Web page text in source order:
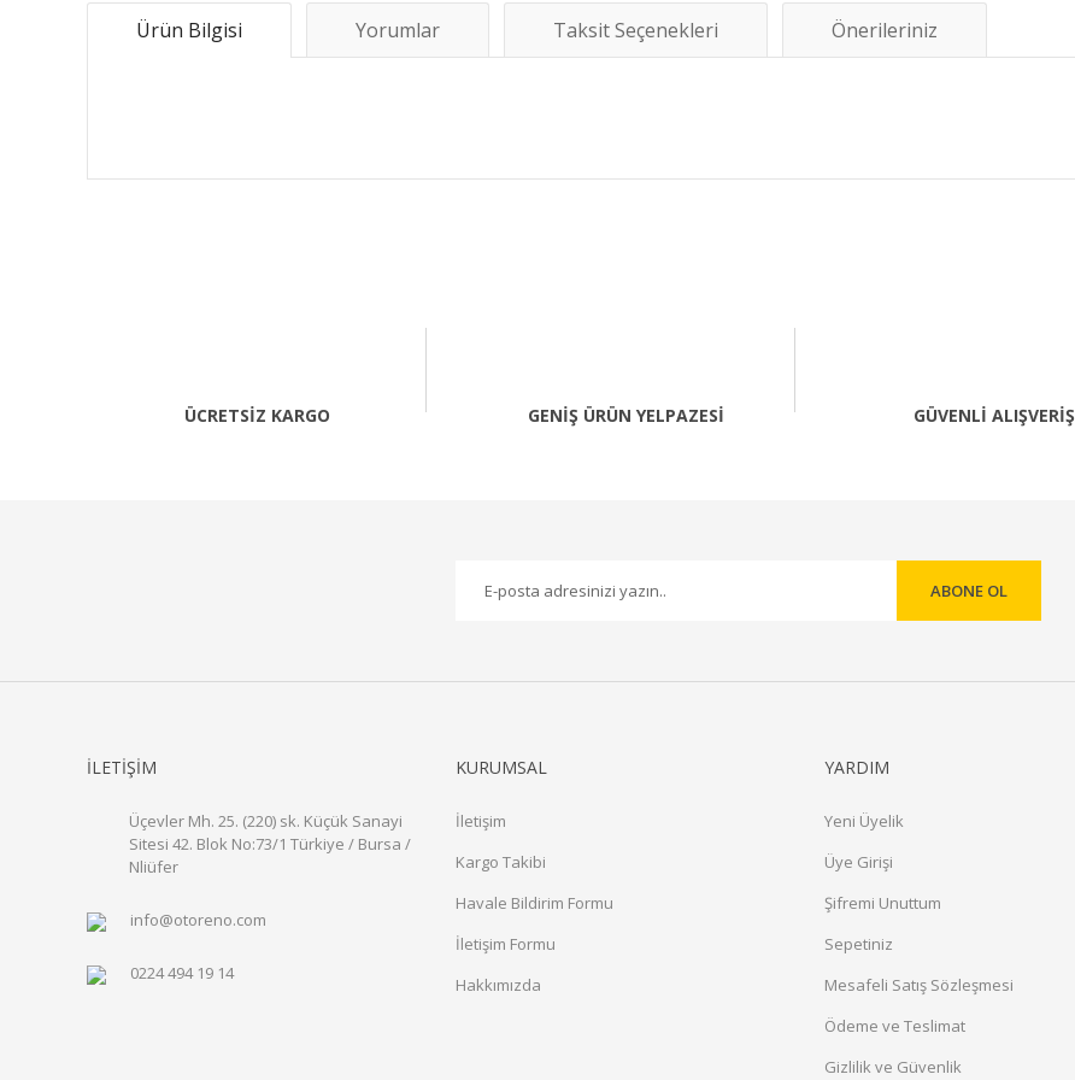
Ürün Bilgisi Yorumlar Taksit Seçenekleri Önerileriniz
Ürün bilgilerinde hatalar bulunuyor.
ÜCRETSİZ KARGO GENİŞ ÜRÜN YELPAZESİ GÜVENLİ ALIŞVERİŞ
ABONE OL
İLETİŞİM
Üçevler Mh. 25. (220) sk. Küçük Sanayi
Sitesi 42. Blok No:73/1 Türkiye / Bursa /
Nliüfer
info@otoreno.com
0224 494 19 14
KURUMSAL
İletişim
Kargo Takibi
Havale Bildirim Formu
İletişim Formu
Hakkımızda
YARDIM
Yeni Üyelik
Üye Girişi
Şifremi Unuttum
Sepetiniz
Mesafeli Satış Sözleşmesi
Ödeme ve Teslimat
Gizlilik ve Güvenlik